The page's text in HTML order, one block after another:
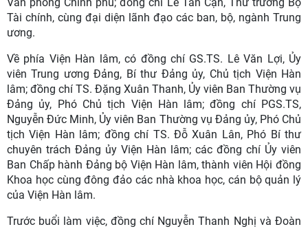
Văn phòng Chính phủ; đồng chí Lê Tấn Cận, Thứ trưởng Bộ
Tài chính, cùng đại diện lãnh đạo các ban, bộ, ngành Trung
ương.
Về phía Viện Hàn lâm, có đồng chí GS.TS. Lê Văn Lợi, Ủy
viên Trung ương Đảng, Bí thư Đảng ủy, Chủ tịch Viện Hàn
lâm; đồng chí TS. Đặng Xuân Thanh, Ủy viên Ban Thường vụ
Đảng ủy, Phó Chủ tịch Viện Hàn lâm; đồng chí PGS.TS,
Nguyễn Đức Minh, Ủy viên Ban Thường vụ Đảng ủy, Phó Chủ
tịch Viện Hàn lâm; đồng chí TS. Đỗ Xuân Lân, Phó Bí thư
chuyên trách Đảng ủy Viện Hàn lâm; các đồng chí Ủy viên
Ban Chấp hành Đảng bộ Viện Hàn lâm, thành viên Hội đồng
Khoa học cùng đông đảo các nhà khoa học, cán bộ quản lý
của Viện Hàn lâm.
Trước buổi làm việc, đồng chí Nguyễn Thanh Nghị và Đoàn